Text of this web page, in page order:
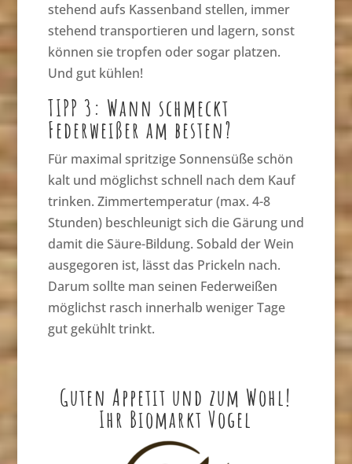
stehend aufs Kassenband stellen, immer
stehend transportieren und lagern, sonst
können sie tropfen oder sogar platzen.
Und gut kühlen!
TIPP 3: Wann schmeckt
Federweißer am besten?
Für maximal spritzige Sonnensüße schön
kalt und möglichst schnell nach dem Kauf
trinken. Zimmertemperatur (max. 4-8
Stunden) beschleunigt sich die Gärung und
damit die Säure-Bildung. Sobald der Wein
ausgegoren ist, lässt das Prickeln nach.
Darum sollte man seinen Federweißen
möglichst rasch innerhalb weniger Tage
gut gekühlt trinkt.
Guten Appetit und zum Wohl!
Ihr Biomarkt Vogel